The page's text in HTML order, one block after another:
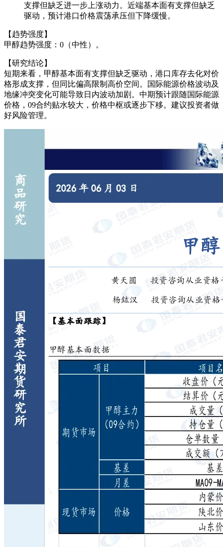
支撑但缺乏进一步上涨动力。近端基本面有支撑但缺乏
驱动，预计港口价格震荡承压但下降缓慢。
【趋势强度】
甲醇趋势强度：0（中性）。
【研究结论】
短期来看，甲醇基本面有支撑但缺乏驱动，港口库存去化对价
格形成支撑，但同比偏高限制高价空间。国际能源价格波动及
地缘冲突变化可能导致日内波动加剧。中期预计跟随国际能源
价格，09合约贴水较大，价格中枢或逐步下移。建议投资者做
好风险管理。